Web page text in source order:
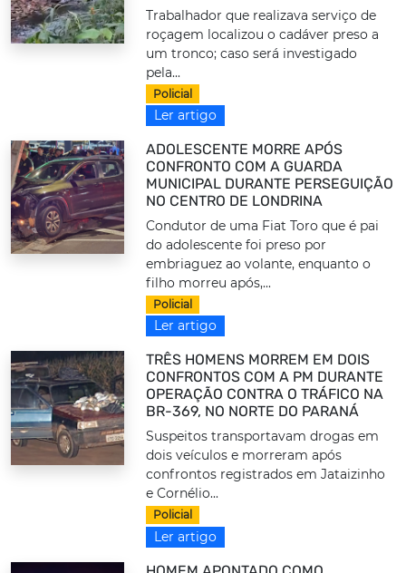
Trabalhador que realizava serviço de
roçagem localizou o cadáver preso a
um tronco; caso será investigado
pela...
Policial
Ler artigo
ADOLESCENTE MORRE APÓS
CONFRONTO COM A GUARDA
MUNICIPAL DURANTE PERSEGUIÇÃO
NO CENTRO DE LONDRINA
Condutor de uma Fiat Toro que é pai
do adolescente foi preso por
embriaguez ao volante, enquanto o
filho morreu após,...
Policial
Ler artigo
TRÊS HOMENS MORREM EM DOIS
CONFRONTOS COM A PM DURANTE
OPERAÇÃO CONTRA O TRÁFICO NA
BR-369, NO NORTE DO PARANÁ
Suspeitos transportavam drogas em
dois veículos e morreram após
confrontos registrados em Jataizinho
e Cornélio...
Policial
Ler artigo